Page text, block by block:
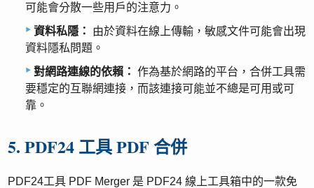
可能會分散一些用戶的注意力。
資料私隱：
由於資料在線上傳輸，敏感文件可能會出現
資料隱私問題。
對網路連線的依賴： 作為基於網路的平台，合併工具需
要穩定的互聯網連接，而該連接可能並不總是可用或可
靠。
5. PDF24 工具 PDF 合併
PDF24工具 PDF Merger 是 PDF24 線上工具箱中的一款免